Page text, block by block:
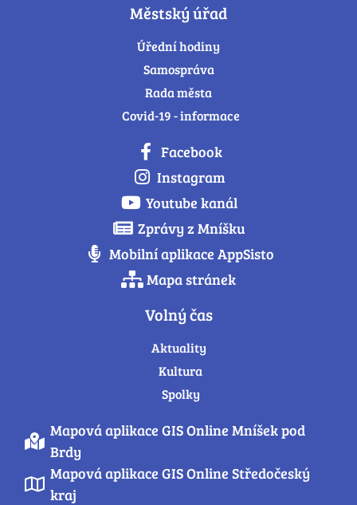
Městský úřad
Úřední hodiny
Samospráva
Rada města
Covid-19 - informace
Facebook
Instagram
Youtube kanál
Zprávy z Mníšku
Mobilní aplikace AppSisto
Mapa stránek
Volný čas
Aktuality
Kultura
Spolky
Mapová aplikace GIS Online Mníšek pod
Brdy
Mapová aplikace GIS Online Středočeský
kraj